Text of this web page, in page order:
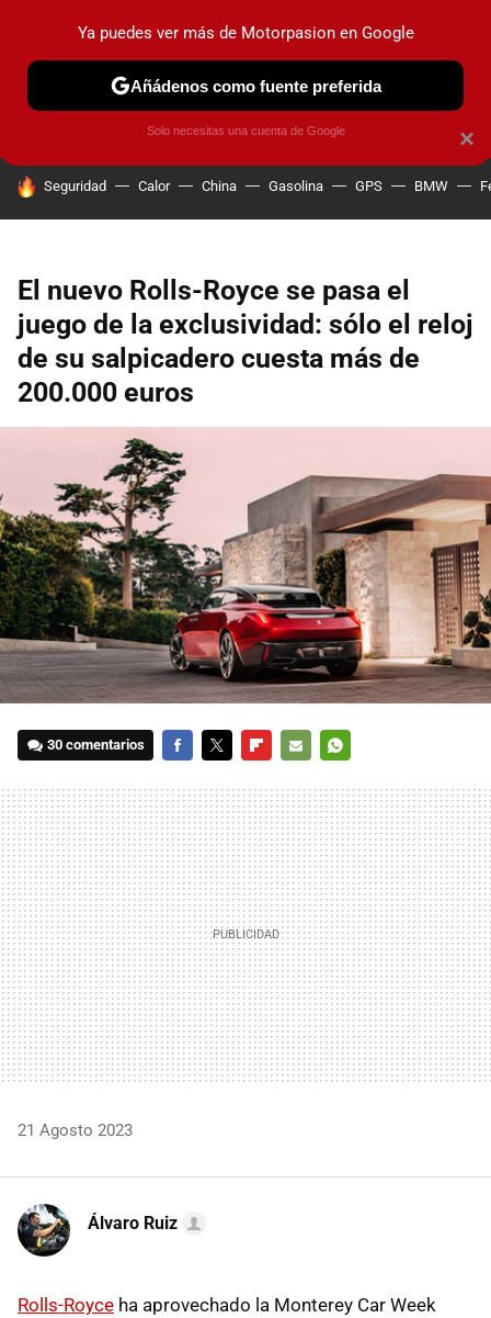
PRUEBAS COCHES ELÉCTRICOS OBSERVATORIO
HOY SE HABLA DE
Seguridad Calor China Gasolina GPS BMW
El nuevo Rolls-Royce se pasa el
juego de la exclusividad: sólo el reloj
de su salpicadero cuesta más de
200.000 euros
30 comentarios
MAIL
21 Agosto 2023
Álvaro Ruiz
Rolls-Royce ha aprovechado la Monterey Car Week
×
Ya puedes ver más de Motorpasion en Google
Añádenos como fuente preferida
Solo necesitas una cuenta de Google